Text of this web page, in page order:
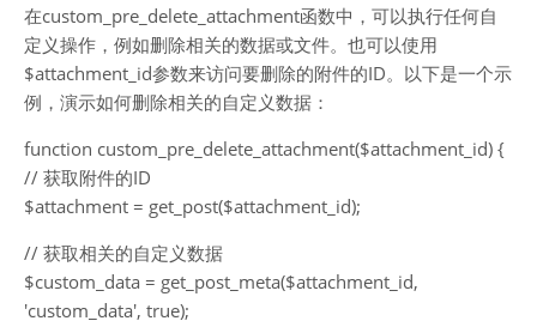
在custom_pre_delete_attachment函数中，可以执行任何自
定义操作，例如删除相关的数据或文件。也可以使用
$attachment_id参数来访问要删除的附件的ID。以下是一个示
例，演示如何删除相关的自定义数据：
function custom_pre_delete_attachment($attachment_id) {
// 获取附件的ID
$attachment = get_post($attachment_id);
// 获取相关的自定义数据
$custom_data = get_post_meta($attachment_id,
'custom_data', true);